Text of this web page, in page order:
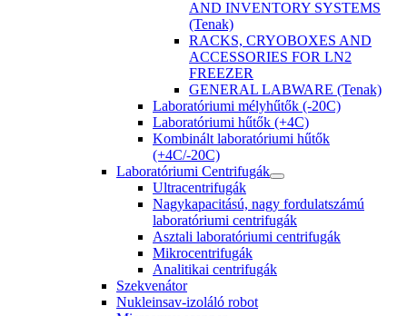
AND INVENTORY SYSTEMS
(Tenak)
RACKS, CRYOBOXES AND
ACCESSORIES FOR LN2
FREEZER
GENERAL LABWARE (Tenak)
Laboratóriumi mélyhűtők (-20C)
Laboratóriumi hűtők (+4C)
Kombinált laboratóriumi hűtők
(+4C/-20C)
Laboratóriumi Centrifugák
Ultracentrifugák
Nagykapacitású, nagy fordulatszámú
laboratóriumi centrifugák
Asztali laboratóriumi centrifugák
Mikrocentrifugák
Analitikai centrifugák
Szekvenátor
Nukleinsav-izoláló robot